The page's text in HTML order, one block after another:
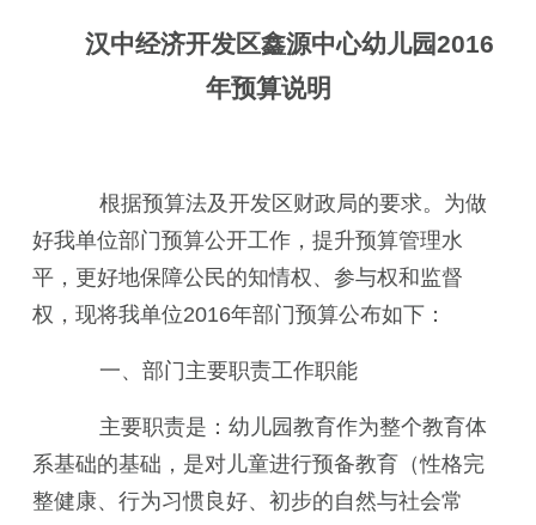
汉中经济开发区鑫源中心幼儿园2016
年预算说明
根据预算法及开发区财政局的要求。为做
好我单位部门预算公开工作，提升预算管理水
平，更好地保障公民的知情权、参与权和监督
权，现将我单位2016年部门预算公布如下：
一、部门主要职责工作职能
主要职责是：幼儿园教育作为整个教育体
系基础的基础，是对儿童进行预备教育（性格完
整健康、行为习惯良好、初步的自然与社会常